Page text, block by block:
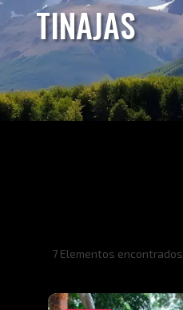
TINAJAS
7Elementos encontrados